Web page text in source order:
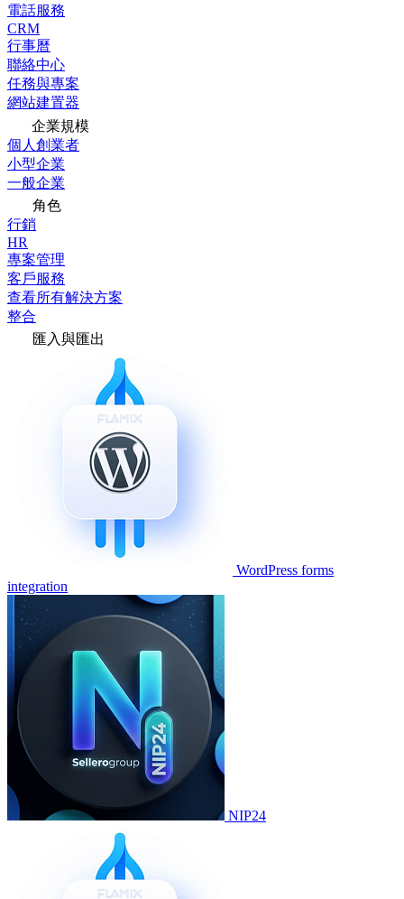
電話服務
CRM
行事曆
聯絡中心
任務與專案
網站建置器
企業規模
個人創業者
小型企業
一般企業
角色
行銷
HR
專案管理
客戶服務
查看所有解決方案
整合
匯入與匯出
WordPress forms
integration
NIP24